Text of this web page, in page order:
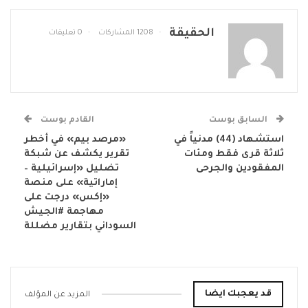
الحقيقة 1208 المشاركات 0 تعليقات
السابق بوست
استشهاد (44) مدنياً في
ثلاثة قرى فقط ومئات
المفقودين والجرحى
القادم بوست
«مرصد بيم» في أخطر
تقرير يكشف عن شبكة
تضليل «إسرائيلية –
إماراتية» على منصة
«إكس» درجت على
مهاجمة #الجيش
السوداني بتقارير مضللة
قد يعجبك ايضا المزيد عن المؤلف